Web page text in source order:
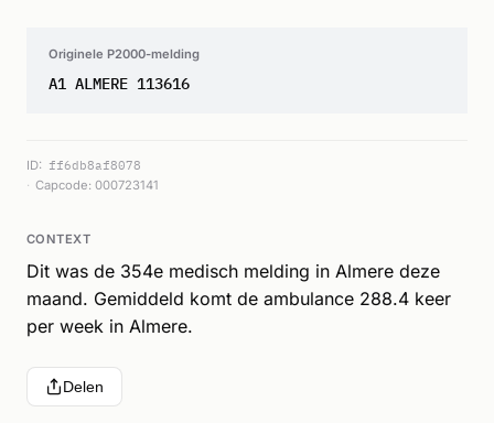
Originele P2000-melding
A1 ALMERE 113616
ID: ff6db8af8078
Capcode: 000723141
CONTEXT
Dit was de 354e medisch melding in Almere deze
maand. Gemiddeld komt de ambulance 288.4 keer
per week in Almere.
Delen